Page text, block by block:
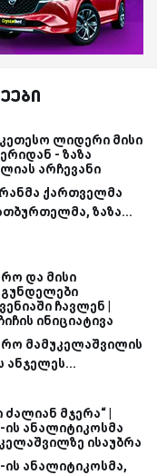
ლიდერი მისი
- ზაზა
არჩევანი
ქართველმა
ზაზა...
და მისი
ჩავლენ |
ინიციატივა
მამუკელაშვილის
ანჯელეს...
ძალიან მჯერა“ |
ის ანალიტიკოსმა
ისაუბრა
ის ანალიტიკოსმა,